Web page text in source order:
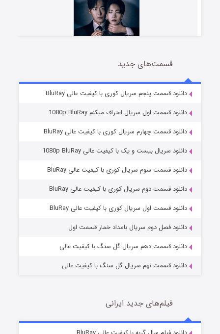
قسمت8 (زیرنویس) منتشر شد
عملیات آپارتمان
قسمت2 (زیرنویس) منتشر شد
قسمت‌های جدید
دانلود قسمت پنجم سریال کوری با کیفیت عالی BluRay
دانلود قسمت اول سریال اعتراف میکنم 1080p BluRay
دانلود قسمت چهارم سریال کوری با کیفیت عالی BluRay
دانلود سریال بیست و یک با کیفیت عالی 1080p BluRay
دانلود قسمت سوم سریال کوری با کیفیت عالی BluRay
دانلود قسمت دوم سریال کوری با کیفیت عالی BluRay
دانلود قسمت اول سریال کوری با کیفیت عالی BluRay
دانلود فصل دوم سریال بامداد خمار قسمت اول
دانلود قسمت دهم سریال گل سنگ با کیفیت عالی
دانلود قسمت نهم سریال گل سنگ با کیفیت عالی
فیلم‌های جدید ایرانی